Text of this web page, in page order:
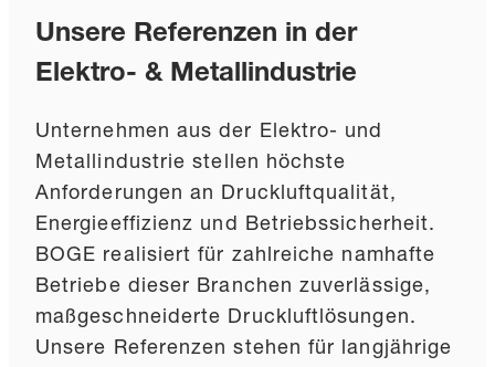
Unsere Referenzen in der
Elektro- & Metallindustrie
Unternehmen aus der Elektro- und
Metallindustrie stellen höchste
Anforderungen an Druckluftqualität,
Energieeffizienz und Betriebssicherheit.
BOGE realisiert für zahlreiche namhafte
Betriebe dieser Branchen zuverlässige,
maßgeschneiderte Druckluftlösungen.
Unsere Referenzen stehen für langjährige